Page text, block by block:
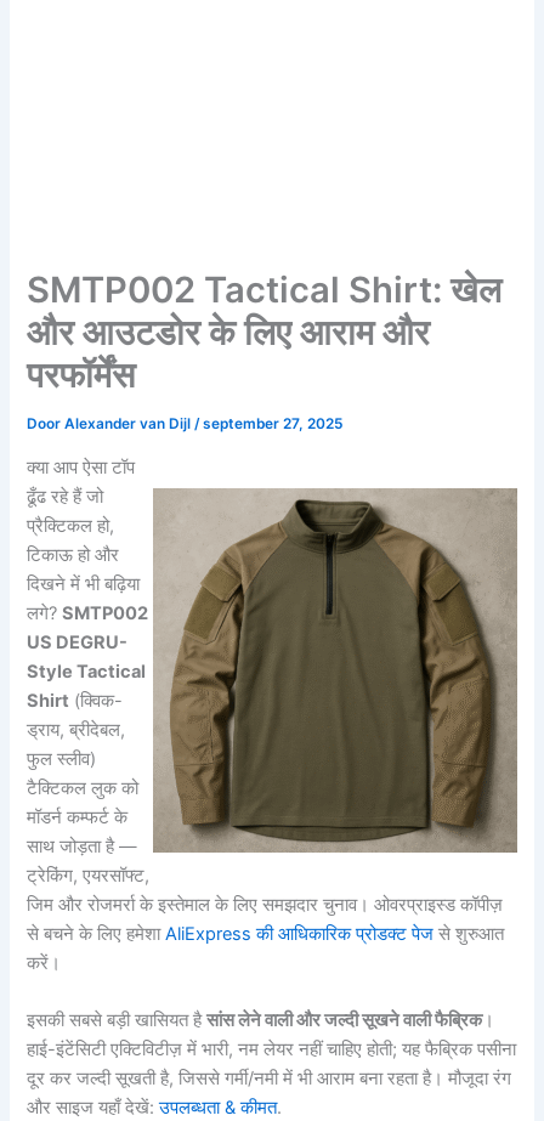
SMTP002 Tactical Shirt: खेल
और आउटडोर के लिए आराम और
परफॉर्मेंस
DoorAlexander van Dijl/september 27, 2025
क्या आप ऐसा टॉप
ढूँढ रहे हैं जो
प्रैक्टिकल हो,
टिकाऊ हो और
दिखने में भी बढ़िया
लगे?SMTP002
US DEGRU-
Style Tactical
Shirt (क्विक-
ड्राय, ब्रीदेबल,
फुल स्लीव)
टैक्टिकल लुक को
मॉडर्न कम्फर्ट के
साथ जोड़ता है —
ट्रेकिंग, एयरसॉफ्ट,
जिम और रोजमर्रा के इस्तेमाल के लिए समझदार चुनाव। ओवरप्राइस्ड कॉपीज़
से बचने के लिए हमेशाAliExpress की आधिकारिक प्रोडक्ट पेज से शुरुआत
करें।
इसकी सबसे बड़ी खासियत हैसांस लेने वाली और जल्दी सूखने वाली फैब्रिक।
हाई-इंटेंसिटी एक्टिविटीज़ में भारी, नम लेयर नहीं चाहिए होती; यह फैब्रिक पसीना
दूर कर जल्दी सूखती है, जिससे गर्मी/नमी में भी आराम बना रहता है। मौजूदा रंग
और साइज यहाँ देखें:उपलब्धता & कीमत.